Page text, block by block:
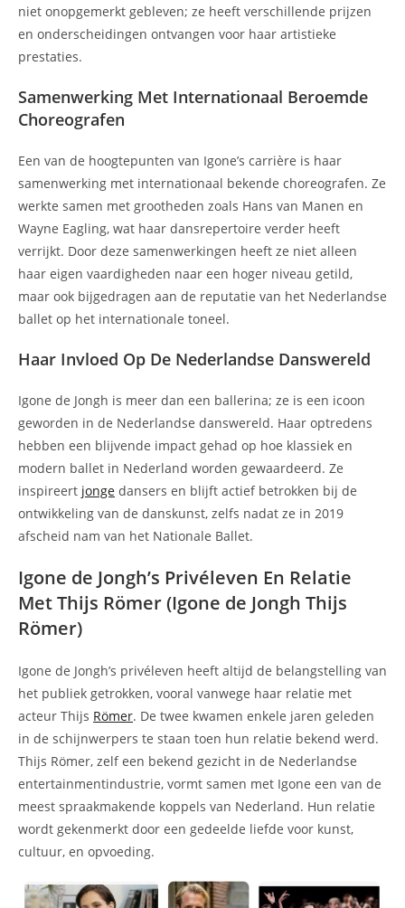
niet onopgemerkt gebleven; ze heeft verschillende prijzen
en onderscheidingen ontvangen voor haar artistieke
prestaties.
Samenwerking Met Internationaal Beroemde
Choreografen
Een van de hoogtepunten van Igone’s carrière is haar
samenwerking met internationaal bekende choreografen. Ze
werkte samen met grootheden zoals Hans van Manen en
Wayne Eagling, wat haar dansrepertoire verder heeft
verrijkt. Door deze samenwerkingen heeft ze niet alleen
haar eigen vaardigheden naar een hoger niveau getild,
maar ook bijgedragen aan de reputatie van het Nederlandse
ballet op het internationale toneel.
Haar Invloed Op De Nederlandse Danswereld
Igone de Jongh is meer dan een ballerina; ze is een icoon
geworden in de Nederlandse danswereld. Haar optredens
hebben een blijvende impact gehad op hoe klassiek en
modern ballet in Nederland worden gewaardeerd. Ze
inspireert jonge dansers en blijft actief betrokken bij de
ontwikkeling van de danskunst, zelfs nadat ze in 2019
afscheid nam van het Nationale Ballet.
Igone de Jongh’s Privéleven En Relatie
Met Thijs Römer (Igone de Jongh Thijs
Römer)
Igone de Jongh’s privéleven heeft altijd de belangstelling van
het publiek getrokken, vooral vanwege haar relatie met
acteur Thijs Römer. De twee kwamen enkele jaren geleden
in de schijnwerpers te staan toen hun relatie bekend werd.
Thijs Römer, zelf een bekend gezicht in de Nederlandse
entertainmentindustrie, vormt samen met Igone een van de
meest spraakmakende koppels van Nederland. Hun relatie
wordt gekenmerkt door een gedeelde liefde voor kunst,
cultuur, en opvoeding.